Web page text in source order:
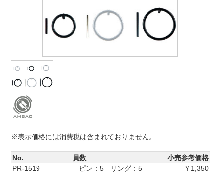
※表示価格には消費税は含まれておりません。
No. 員数
小売参考価格
PR-1519
ピン：5 リング：5
￥1,350